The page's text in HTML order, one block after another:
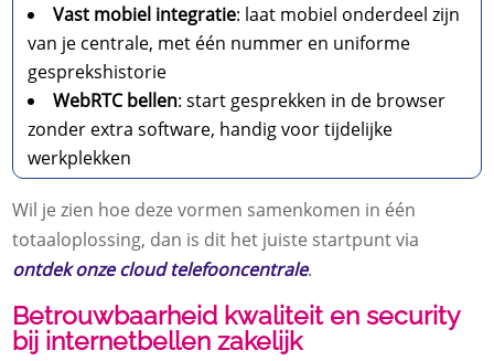
Vast mobiel integratie: laat mobiel onderdeel zijn
van je centrale, met één nummer en uniforme
gesprekshistorie
WebRTC bellen: start gesprekken in de browser
zonder extra software, handig voor tijdelijke
werkplekken
Wil je zien hoe deze vormen samenkomen in één
totaaloplossing, dan is dit het juiste startpunt via
ontdek onze cloud telefooncentrale.
Betrouwbaarheid kwaliteit en security
bij internetbellen zakelijk